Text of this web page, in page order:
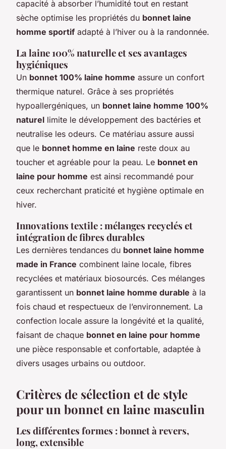
capacité à absorber l’humidité tout en restant
sèche optimise les propriétés du bonnet laine
homme sportif adapté à l’hiver ou à la randonnée.
La laine 100% naturelle et ses avantages
hygiéniques
Un bonnet 100% laine homme assure un confort
thermique naturel. Grâce à ses propriétés
hypoallergéniques, un bonnet laine homme 100%
naturel limite le développement des bactéries et
neutralise les odeurs. Ce matériau assure aussi
que le bonnet homme en laine reste doux au
toucher et agréable pour la peau. Le bonnet en
laine pour homme est ainsi recommandé pour
ceux recherchant praticité et hygiène optimale en
hiver.
Innovations textile : mélanges recyclés et
intégration de fibres durables
Les dernières tendances du bonnet laine homme
made in France combinent laine locale, fibres
recyclées et matériaux biosourcés. Ces mélanges
garantissent un bonnet laine homme durable à la
fois chaud et respectueux de l’environnement. La
confection locale assure la longévité et la qualité,
faisant de chaque bonnet en laine pour homme
une pièce responsable et confortable, adaptée à
divers usages urbains ou outdoor.
Critères de sélection et de style
pour un bonnet en laine masculin
Les différentes formes : bonnet à revers,
long, extensible